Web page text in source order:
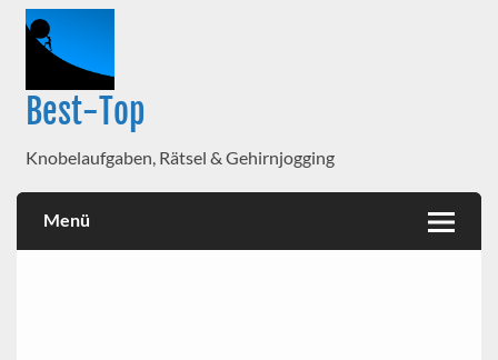
Best-Top
Knobelaufgaben, Rätsel & Gehirnjogging
Menü